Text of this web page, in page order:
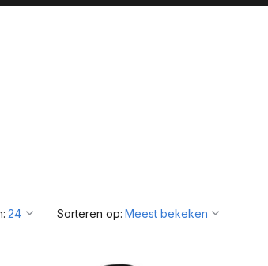
Sorteren op: